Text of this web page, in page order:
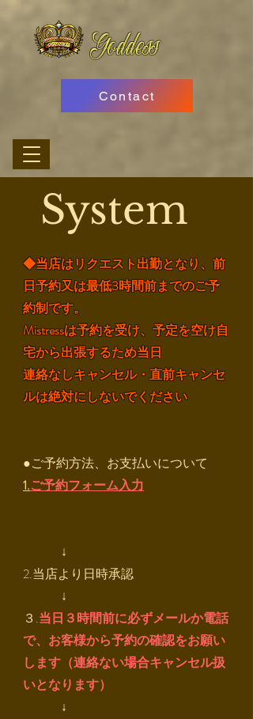
Goddess
Contact
System
◆当店はリクエスト出勤となり、前
日予約又は最低3時間前までのご予
約制です。
Mistressは予約を受け、予定を空け自
宅から出張するため当日
​連絡なしキャンセル・直前キャンセ
ルは絶対にしないでください
​●ご予約方法、お支払いについて
1.ご予約フォーム入力
↓
2.当店より日時承認
↓
３.当日３時間前に必ずメールか電話
で、お客様から予約の確認をお願い
します（連絡ない場合キャンセル扱
いとなります）
↓